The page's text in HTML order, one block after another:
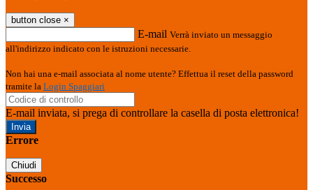
button close ×
E-mail Verrà inviato un messaggio
all'indirizzo indicato con le istruzioni necessarie.
Non hai una e-mail associata al nome utente? Effettua il reset della password
tramite la Login Spaggiari
E-mail inviata, si prega di controllare la casella di posta elettronica!
Errore
Chiudi
Successo